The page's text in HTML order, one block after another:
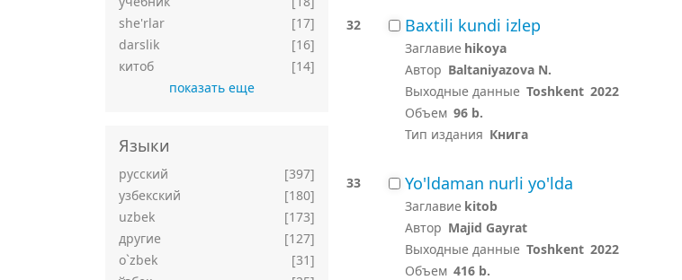
she'rlar
[17]
darslik
[16]
китоб
[14]
показать еще
Языки
русский
[397]
узбекский
[180]
uzbek
[173]
другие
[127]
o`zbek
[31]
32 Baxtili kundi izlep
Заглавие hikoya
Автор Baltaniyazova N.
Выходные данные Toshkent 2022
Объем 96 b.
Тип издания Книга
33 Yo'ldaman nurli yo'lda
Заглавие kitob
Автор Majid Gayrat
Выходные данные Toshkent 2022
Объем 416 b.